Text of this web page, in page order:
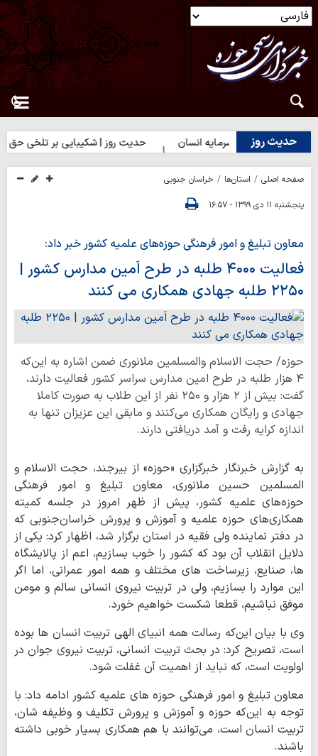
حدیث روز
| بهترین سرمایه انسان حدیث روز | شکیبایی بر تلخی حق
صفحه اصلی استان‌ها
خراسان جنوبی
پنجشنبه ۱۱ دی ۱۳۹۹ - ۱۶:۵۷
معاون تبلیغ و امور فرهنگی حوزه‌های علمیه کشور خبر داد:
فعالیت ۴۰۰۰ طلبه در طرح اَمین مدارس‌ کشور |
۲۲۵۰ طلبه جهادی همکاری می کنند
حوزه/ حجت الاسلام والمسلمین ملانوری ضمن اشاره به این‌که
۴ هزار طلبه در طرح امین مدارس سراسر کشور فعالیت دارند،
گفت: بیش از ۲ هزار و ۲۵۰ نفر از این طلاب به صورت کاملا
جهادی و رایگان همکاری‌ می‌کنند و مابقی این عزیزان تنها به
اندازه کرایه رفت و آمد دریافتی دارند.
به گزارش خبرنگار خبرگزاری «حوزه» از بیرجند، حجت الاسلام و
المسلمین حسین ملانوری، معاون تبلیغ و امور فرهنگی
حوزه‌های علمیه کشور، پیش از ظهر امروز در جلسه کمیته
همکاری‌های‌ حوزه علمیه و آموزش و پرورش خراسان‌جنوبی که
در دفتر نماینده ولی فقیه در استان برگزار شد، اظهار کرد: یکی از
دلایل انقلاب آن بود که کشور را خوب بسازیم، اعم از پالایشگاه
ها، صنایع، زیرساخت های مختلف و همه امور عمرانی، اما اگر
این موارد را بسازیم، ولی در تربیت نیروی انسانی سالم و مومن
موفق نباشیم، قطعا شکست خواهیم خورد.
وی با بیان این‌که رسالت همه انبیای الهی تربیت انسان ها بوده
است، تصریح کرد: در بحث تربیت انسانی، تربیت نیروی جوان در
اولویت است، که نباید از اهمیت آن غفلت شود.
معاون تبلیغ و امور فرهنگی حوزه های علمیه کشور ادامه داد: با
توجه به این‌که حوزه و آموزش و پرورش تکلیف و وظیفه شان،
تربیت انسان است، می‌توانند با هم همکاری بسیار خوبی داشته
باشند.